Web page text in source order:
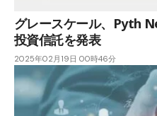
グレースケール、Pyth
投資信託を発表
2025年02月19日 00時46分